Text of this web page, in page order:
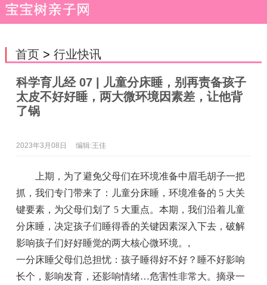
首页> 行业快讯
科学育儿经 07 | 儿童分床睡，别再责备孩子
太皮不好好睡，两大微环境因素差，让他背
了锅
2023年3月08日 编辑:王佳
上期，为了避免父母们在环境准备中眉毛胡子一把
抓，我们专门带来了：儿童分床睡，环境准备的 5 大关
键要素，为父母们划了 5 大重点。本期，我们沿着儿童
分床睡，决定孩子们睡得香的关键因素深入下去，破解
影响孩子们好好睡觉的两大核心微环境。 ,
一分床睡父母们总担忧：孩子睡得好不好？睡不好影响
长个，影响发育，还影响情绪…危害性非常大。摘录一